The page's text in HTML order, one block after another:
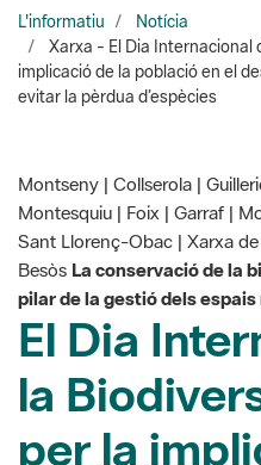
L'informatiu
Notícia
Xarxa - El Dia Internacional
implicació de la població en el
evitar la pèrdua d’espècies
Montseny | Collserola |
Montesquiu | Foix | Garraf |
Sant Llorenç-Obac | Xarxa
Besòs La conservació de la
pilar de la gestió dels
El Dia
la
per la